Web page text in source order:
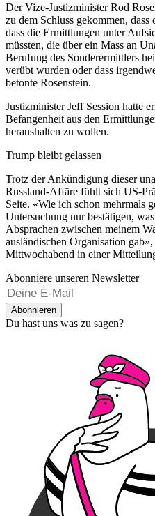
Der Vize-Justizminister Rod
zu dem Schluss gekommen,
dass die Ermittlungen unter
müssten, die über ein Mass an
Berufung des Sonderermittlers
verübt wurden oder dass
betonte Rosenstein.
Justizminister Jeff Session hatte
Befangenheit aus den
heraushalten zu wollen.
Trump bleibt gelassen
Trotz der Ankündigung dieser
Russland-Affäre fühlt sich US-
Seite. «Wie ich schon mehrmals
Untersuchung nur bestätigen,
Absprachen zwischen meinem
ausländischen Organisation
Mittwochabend in einer
Abonniere unseren Newsletter
Abonnieren
Du hast uns was zu sagen?